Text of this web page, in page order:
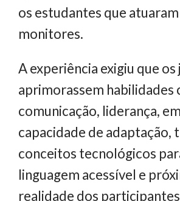
os estudantes que
monitores.
A experiência exigiu que os
aprimorassem habilidades
comunicação, liderança,
capacidade de adaptação,
conceitos tecnológicos
linguagem acessível e
realidade dos